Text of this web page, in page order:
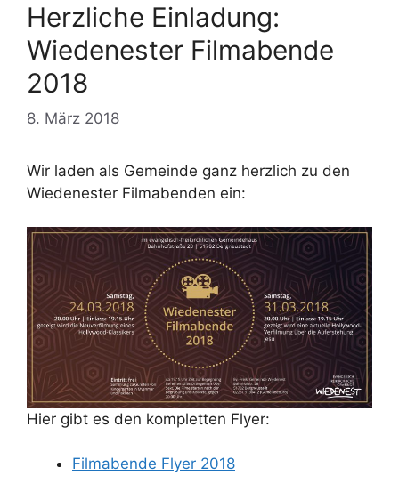
Herzliche Einladung:
Wiedenester Filmabende
2018
8. März 2018
Wir laden als Gemeinde ganz herzlich zu den
Wiedenester Filmabenden ein:
Hier gibt es den kompletten Flyer:
Filmabende Flyer 2018